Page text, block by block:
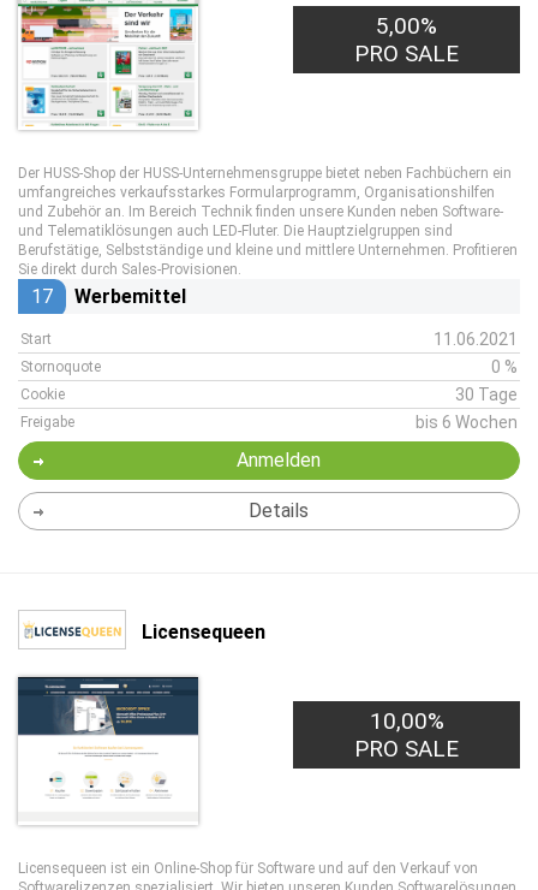
5,00%
PRO SALE
Der HUSS-Shop der HUSS-Unternehmensgruppe bietet neben Fachbüchern ein
umfangreiches verkaufsstarkes Formularprogramm, Organisationshilfen
und Zubehör an. Im Bereich Technik finden unsere Kunden neben Software-
und Telematiklösungen auch LED-Fluter. Die Hauptzielgruppen sind
Berufstätige, Selbstständige und kleine und mittlere Unternehmen. Profitieren
Sie direkt durch Sales-Provisionen.
17 Werbemittel
Start 11.06.2021
Stornoquote 0 %
Cookie 30 Tage
Freigabe bis 6 Wochen
Anmelden
Details
Licensequeen
10,00%
PRO SALE
Licensequeen ist ein Online-Shop für Software und auf den Verkauf von